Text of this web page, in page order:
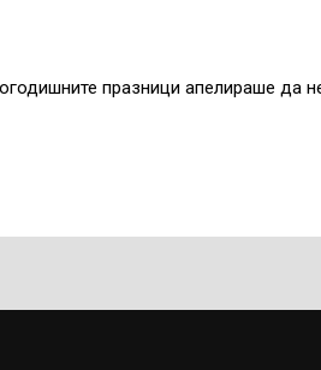
празници апелираше да